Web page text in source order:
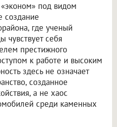
под видом
создание
где ученый
чувствует себя
престижного
к работе и высоким
здесь не означает
созданное
а не хаос
среди каменных